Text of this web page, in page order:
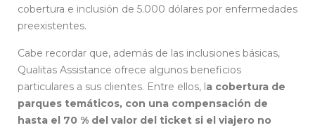
cobertura e inclusión de 5.000 dólares por enfermedades
preexistentes.
Cabe recordar que, además de las inclusiones básicas,
Qualitas Assistance ofrece algunos beneficios
particulares a sus clientes. Entre ellos, la cobertura de
parques temáticos, con una compensación de
hasta el 70 % del valor del ticket si el viajero no